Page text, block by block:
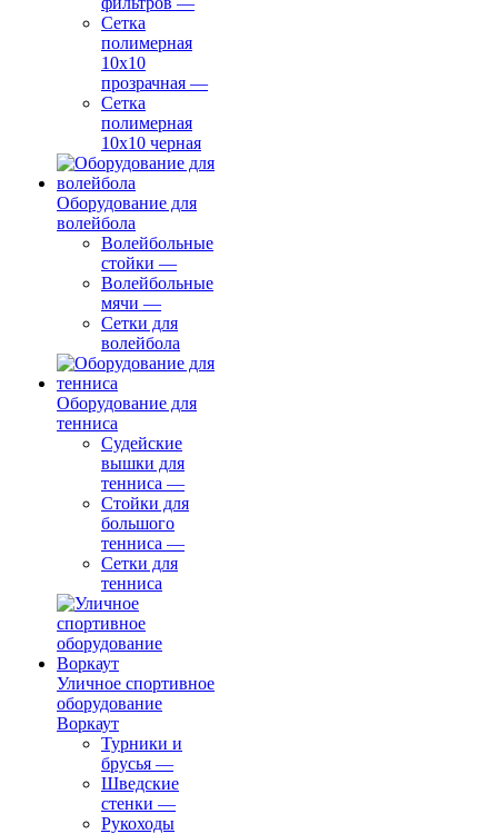
Сетка
полимерная
10х10
прозрачная —
Сетка
полимерная
10х10 черная
Оборудование для
волейбола
Волейбольные
стойки —
Волейбольные
мячи —
Сетки для
волейбола
Оборудование для
тенниса
Судейские
вышки для
тенниса —
Стойки для
большого
тенниса —
Сетки для
тенниса
Уличное спортивное
оборудование
Воркаут
Турники и
брусья —
Шведские
стенки —
Рукоходы